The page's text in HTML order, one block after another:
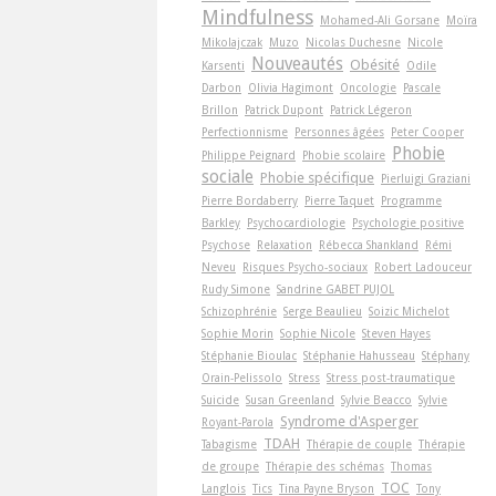
Mindfulness Mohamed-Ali Gorsane Moïra
Mikolajczak Muzo Nicolas Duchesne Nicole
Karsenti
Nouveautés Obésité Odile
Darbon
Olivia Hagimont Oncologie Pascale
Brillon
Patrick Dupont Patrick Légeron
Perfectionnisme Personnes âgées Peter Cooper
Philippe Peignard
Phobie scolaire
Phobie
sociale Phobie spécifique Pierluigi Graziani
Pierre Bordaberry Pierre Taquet Programme
Barkley Psychocardiologie Psychologie positive
Psychose Relaxation Rébecca Shankland
Rémi
Neveu
Risques Psycho-sociaux Robert Ladouceur
Rudy Simone Sandrine GABET PUJOL
Schizophrénie Serge Beaulieu Soizic Michelot
Sophie Morin Sophie Nicole Steven Hayes
Stéphanie Bioulac Stéphanie Hahusseau Stéphany
Orain-Pelissolo Stress Stress post-traumatique
Suicide Susan Greenland Sylvie Beacco Sylvie
Royant-Parola
Syndrome d'Asperger
Tabagisme TDAH Thérapie de couple Thérapie
de groupe Thérapie des schémas Thomas
Langlois Tics Tina Payne Bryson TOC Tony